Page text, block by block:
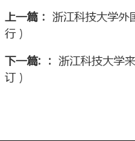
上一篇： 浙江科技大学外
行）
下一篇: ： 浙江科技大学
订）